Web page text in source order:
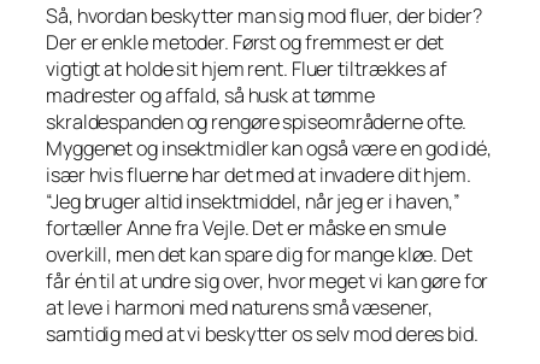
Så, hvordan beskytter man sig mod fluer, der bider?
Der er enkle metoder. Først og fremmest er det
vigtigt at holde sit hjem rent. Fluer tiltrækkes af
madrester og affald, så husk at tømme
skraldespanden og rengøre spiseområderne ofte.
Myggenet og insektmidler kan også være en god idé,
især hvis fluerne har det med at invadere dit hjem.
“Jeg bruger altid insektmiddel, når jeg er i haven,”
fortæller Anne fra Vejle. Det er måske en smule
overkill, men det kan spare dig for mange kløe. Det
får én til at undre sig over, hvor meget vi kan gøre for
at leve i harmoni med naturens små væsener,
samtidig med at vi beskytter os selv mod deres bid.